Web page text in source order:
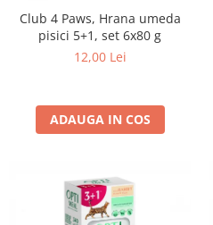
Club 4 Paws, Hrana umeda
pisici 5+1, set 6x80 g
12,00 Lei
ADAUGA IN COS